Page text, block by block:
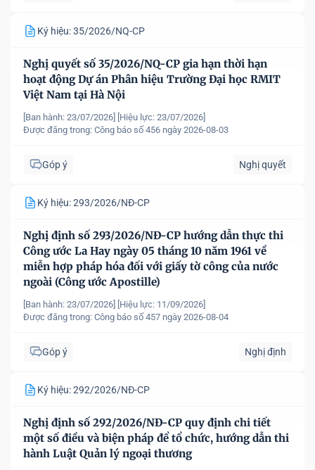
Ký hiệu: 35/2026/NQ-CP
Nghị quyết số 35/2026/NQ-CP gia hạn thời hạn
hoạt động Dự án Phân hiệu Trường Đại học RMIT
Việt Nam tại Hà Nội
[Ban hành: 23/07/2026]
[Hiệu lực: 23/07/2026]
Được đăng trong: Công báo số 456 ngày 2026-08-03
Góp ý Nghị quyết
Ký hiệu: 293/2026/NĐ-CP
Nghị định số 293/2026/NĐ-CP hướng dẫn thực thi
Công ước La Hay ngày 05 tháng 10 năm 1961 về
miễn hợp pháp hóa đối với giấy tờ công của nước
ngoài (Công ước Apostille)
[Ban hành: 23/07/2026]
[Hiệu lực: 11/09/2026]
Được đăng trong: Công báo số 457 ngày 2026-08-04
Góp ý Nghị định
Ký hiệu: 292/2026/NĐ-CP
Nghị định số 292/2026/NĐ-CP quy định chi tiết
một số điều và biện pháp để tổ chức, hướng dẫn thi
hành Luật Quản lý ngoại thương